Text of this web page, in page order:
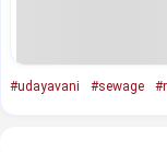
#udayavani #sewage